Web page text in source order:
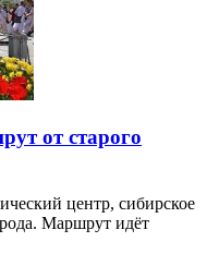
от старого
центр, сибирское
Маршрут идёт